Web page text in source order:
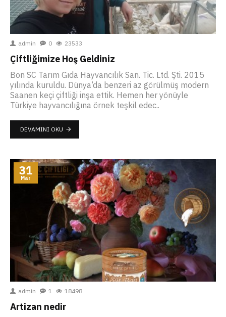
admin 0 23533
Çiftliğimize Hoş Geldiniz
Bon SC Tarım Gıda Hayvancılık San. Tic. Ltd. Şti. 2015
yılında kuruldu. Dünya’da benzeri az görülmüş modern
Saanen keçi çiftliği inşa ettik. Hemen her yönüyle
Türkiye hayvancılığına örnek teşkil edec..
DEVAMINI OKU
31
Mar
admin 1 18498
Artizan nedir